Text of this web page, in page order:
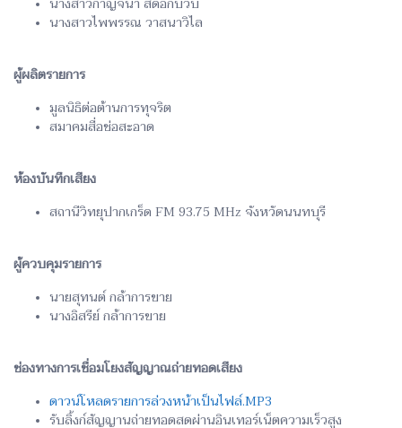
นางสาวกาญจนา สีดอกบวบ
นางสาวไพพรรณ วาสนาวิไล
ผู้ผลิตรายการ
มูลนิธิต่อต้านการทุจริต
สมาคมสื่อช่อสะอาด
ห้องบันทึกเสียง
สถานีวิทยุปากเกร็ด FM 93.75 MHz จังหวัดนนทบุรี
ผู้ควบคุมรายการ
นายสุทนต์ กล้าการขาย
นางอิสรีย์ กล้าการขาย
ช่องทางการเชื่อมโยงสัญญาณถ่ายทอดเสียง
ดาวน์โหลดรายการล่วงหน้าเป็นไฟล์.MP3
รับลิ้งก์สัญญานถ่ายทอดสดผ่านอินเทอร์เน็ตความเร็วสูง